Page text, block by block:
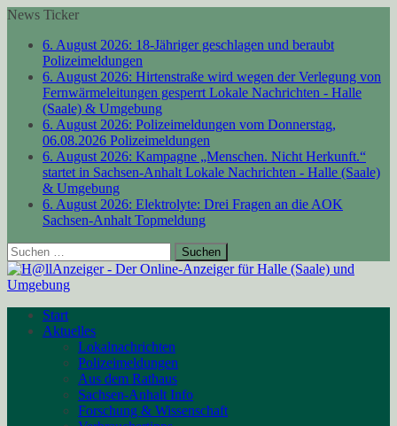
News Ticker
6. August 2026: 18-Jähriger geschlagen und beraubt
Polizeimeldungen
6. August 2026: Hirtenstraße wird wegen der Verlegung von
Fernwärmeleitungen gesperrt Lokale Nachrichten - Halle
(Saale) & Umgebung
6. August 2026: Polizeimeldungen vom Donnerstag,
06.08.2026 Polizeimeldungen
6. August 2026: Kampagne „Menschen. Nicht Herkunft.“
startet in Sachsen-Anhalt Lokale Nachrichten - Halle (Saale)
& Umgebung
6. August 2026: Elektrolyte: Drei Fragen an die AOK
Sachsen-Anhalt Topmeldung
Suchen
nach:
Start
Aktuelles
Lokalnachrichten
Polizeimeldungen
Aus dem Rathaus
Sachsen-Anhalt Info
Forschung & Wissenschaft